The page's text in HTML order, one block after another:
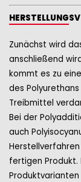
HERSTELLUNG
Zunächst wird
anschließend
kommt es zu
des
Treibmittel
Bei der
auch
fertigen
Produktvarianten